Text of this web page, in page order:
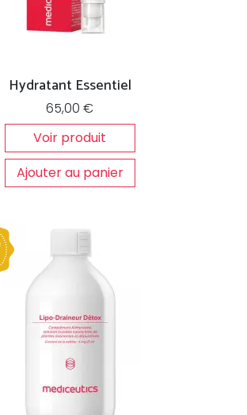
Hydratant Essentiel
65,00 €
Voir produit
Ajouter au panier